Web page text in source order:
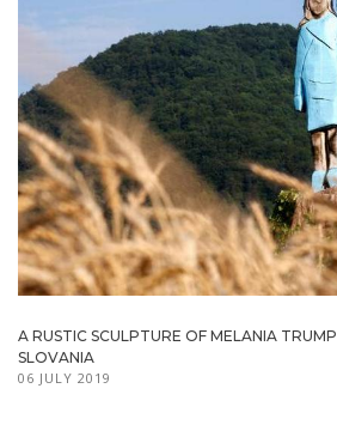
A RUSTIC SCULPTURE OF MELANIA
SLOVANIA
06 JULY 2019